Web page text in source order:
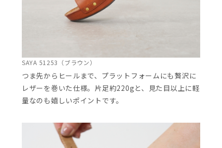
SAYA 51253（ブラウン）
つま先からヒールまで、プラットフォームにも贅沢に
レザーを巻いた仕様。片足約220gと、見た目以上に軽
量なのも嬉しいポイントです。